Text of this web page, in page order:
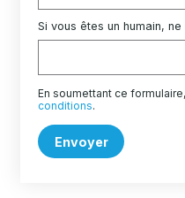
Si vous êtes un humain,
En soumettant ce
conditions.
Envoyer